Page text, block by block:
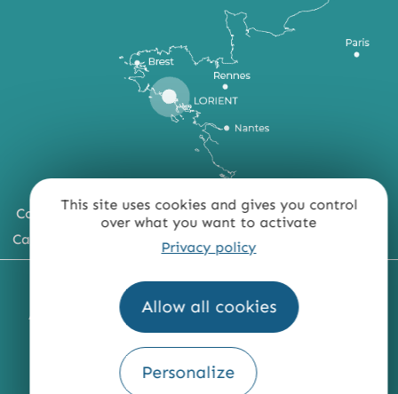
This site uses cookies and gives you control
over what you want to activate
Privacy policy
Allow all cookies
Personalize
Comment venir ?
Carte du territoire
MENTIONS LÉGALES PLAN DU SITE
ACCESSIBILITÉ : NON CONFORME PRESSE
QUI SOMMES-NOUS ?